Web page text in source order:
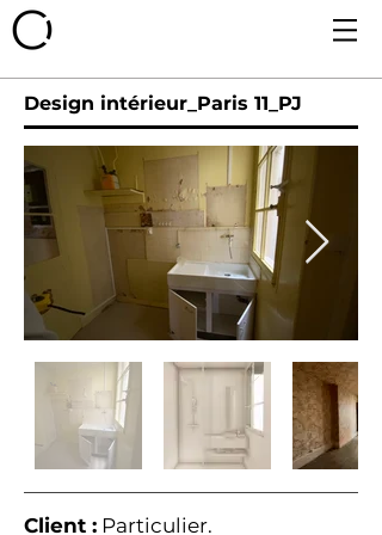
Design intérieur_Paris 11_PJ
Client : Particulier.